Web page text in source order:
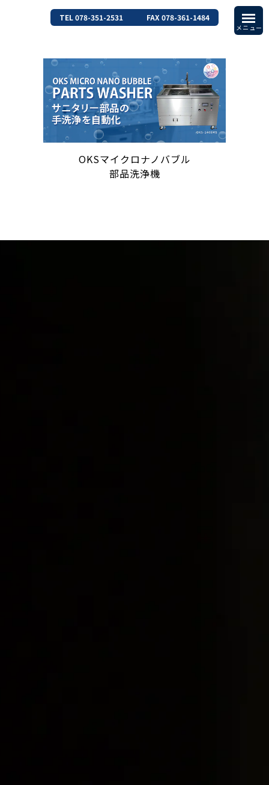
TEL 078-351-2531 FAX 078-361-1484
OKSマイクロナノバブル
部品洗浄機